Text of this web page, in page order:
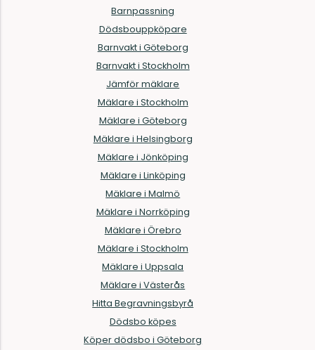
Barnpassning
Dödsbouppköpare
Barnvakt i Göteborg
Barnvakt i Stockholm
Jämför mäklare
Mäklare i Stockholm
Mäklare i Göteborg
Mäklare i Helsingborg
Mäklare i Jönköping
Mäklare i Linköping
Mäklare i Malmö
Mäklare i Norrköping
Mäklare i Örebro
Mäklare i Stockholm
Mäklare i Uppsala
Mäklare i Västerås
Hitta Begravningsbyrå
Dödsbo köpes
Köper dödsbo i Göteborg